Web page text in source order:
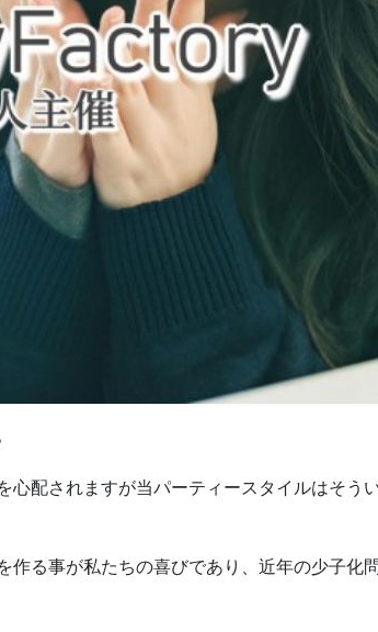
配されますが当パーティースタイルはそう
る事が私たちの喜びであり、近年の少子化